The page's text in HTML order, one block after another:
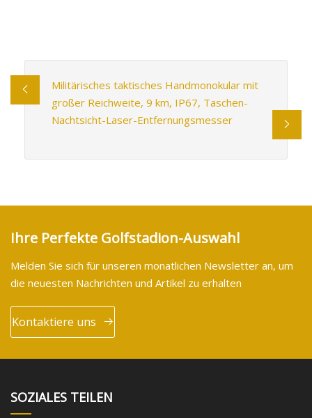
Militärisches taktisches Handmonokular mit
großer Reichweite, 9 km, IP67, Taschen-
Nachtsicht-Laser-Entfernungsmesser
Ihre Perfekte Golfstadion-Auswahl
Melden Sie sich für unseren monatlichen Newsletter an, um
die neuesten Nachrichten und Artikel zu erhalten
Kontaktiere uns
SOZIALES TEILEN